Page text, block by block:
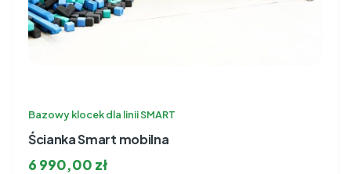
Bazowy klocek dla linii SMART
Ścianka Smart mobilna
6 990,00 zł